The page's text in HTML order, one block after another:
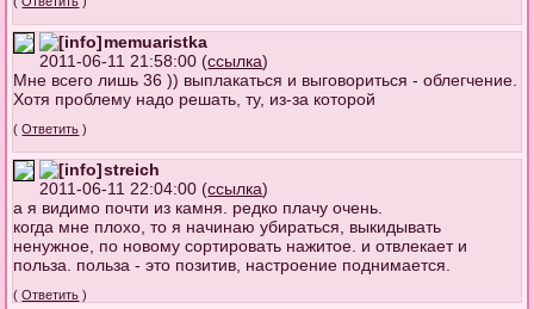
memuaristka
2011-06-11 21:58:00 (ссылка)
Мне всего лишь 36 )) выплакаться и выговориться - облегчение.
Хотя проблему надо решать, ту, из-за которой
(Ответить )
streich
2011-06-11 22:04:00 (ссылка)
а я видимо почти из камня. редко плачу очень.
когда мне плохо, то я начинаю убираться, выкидывать
ненужное, по новому сортировать нажитое. и отвлекает и
польза. польза - это позитив, настроение поднимается.
(Ответить )